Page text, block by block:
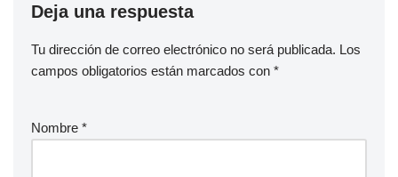
Deja una respuesta
Tu dirección de correo electrónico no será publicada. Los
campos obligatorios están marcados con *
Nombre *